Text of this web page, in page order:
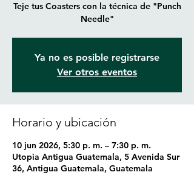
Teje tus Coasters con la técnica de "Punch
Needle"
Ya no es posible registrarse
Ver otros eventos
Horario y ubicación
10 jun 2026, 5:30 p. m. – 7:30 p. m.
Utopia Antigua Guatemala, 5 Avenida Sur
36, Antigua Guatemala, Guatemala